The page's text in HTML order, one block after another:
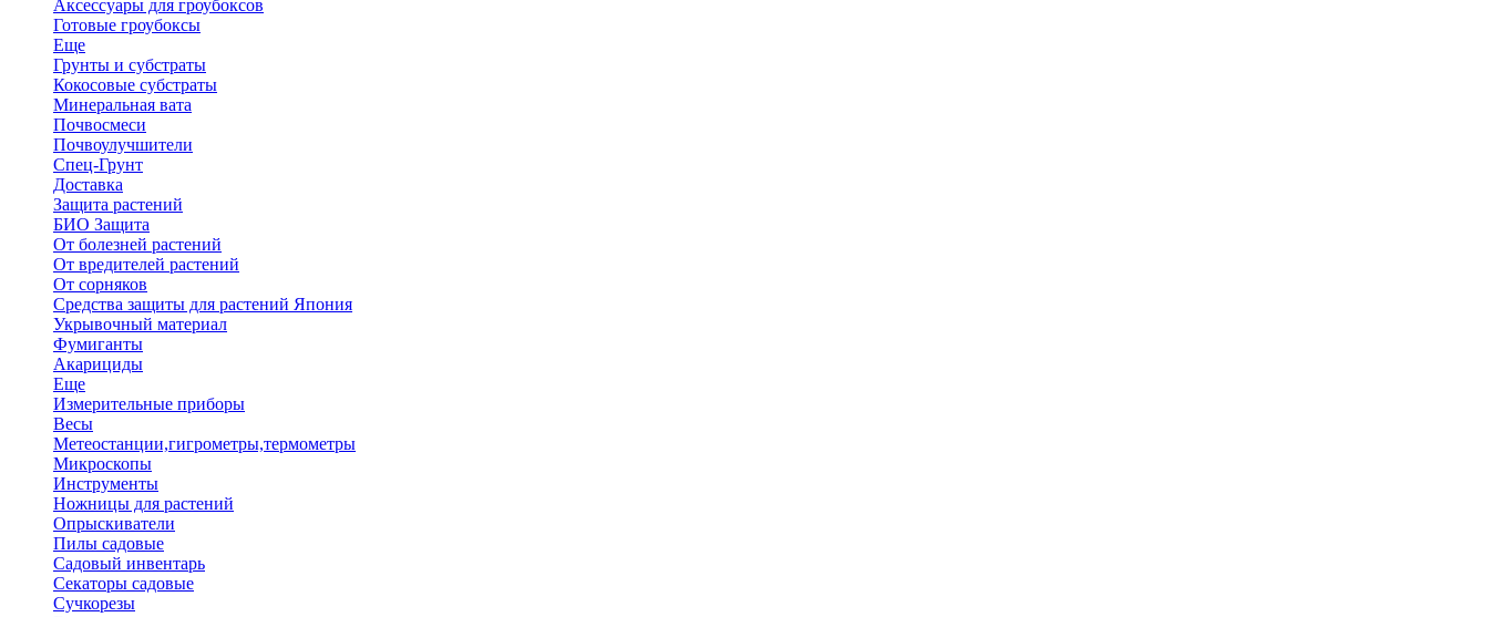
Аксессуары для гроубоксов
Готовые гроубоксы
Еще
Грунты и субстраты
Кокосовые субстраты
Минеральная вата
Почвосмеси
Почвоулучшители
Спец-Грунт
Доставка
Защита растений
БИО Защита
От болезней растений
От вредителей растений
От сорняков
Средства защиты для растений Япония
Укрывочный материал
Фумиганты
Акарициды
Еще
Измерительные приборы
Весы
Метеостанции,гигрометры,термометры
Микроскопы
Инструменты
Ножницы для растений
Опрыскиватели
Пилы садовые
Садовый инвентарь
Секаторы садовые
Сучкорезы